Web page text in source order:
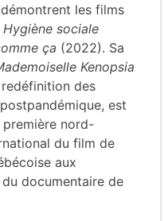
les films
Hygiène sociale
ça (2022). Sa
Kenopsia
des
est
première nord-
du film de
aux
documentaire de